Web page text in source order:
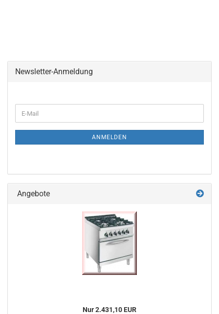
Newsletter-Anmeldung
ZUR
E-
Mail
ANMELDEN
Angebote
Nur 2.431,10 EUR